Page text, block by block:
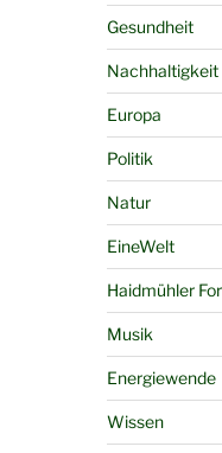
Gesundheit
Nachhaltigkeit
Europa
Politik
Natur
EineWelt
Haidmühler
Musik
Energiewende
Wissen